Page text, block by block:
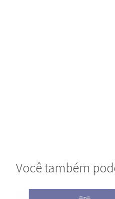
Você também